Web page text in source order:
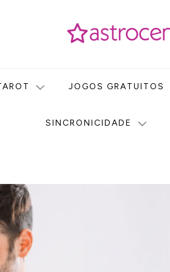
JOGOS GRATUITOS
SINCRONICIDADE